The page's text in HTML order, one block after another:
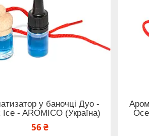
у баночці Дуо -
- AROMICO (Україна)
56 ₴